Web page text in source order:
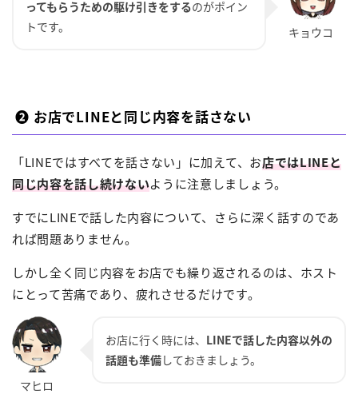
ってもらうための駆け引きをするのがポイン
トです。
❷ お店でLINEと同じ内容を話さない
「LINEではすべてを話さない」に加えて、お店ではLINEと
同じ内容を話し続けないように注意しましょう。
すでにLINEで話した内容について、さらに深く話すのであ
れば問題ありません。
しかし全く同じ内容をお店でも繰り返されるのは、ホスト
にとって苦痛であり、疲れさせるだけです。
お店に行く時には、 LINEで話した内容以外の
話題も準備しておきましょう。